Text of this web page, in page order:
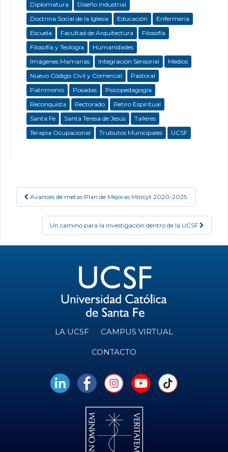
Diplomatura
Diseño Industrial
Doctrina Social de la Iglesia
Educación
Enfermeria
Escuela
Facultad de Arquitectura
Filosofía
Filosofía y Teología
Humanidades
Imágenes Mamarias
Integración Sensorial
Medios
Nuevo Código Civil y Comercial
Pastoral
Patrimonio
Posadas
Psicopedagogía
Reconquista
Rectorado
Retiro Espiritual
Santa Fe
Santa Teresa de Jesús
Talleres
Terapia Ocupacional
Trubutos Municipales UCSF
Post navigation
Avances de metas Plan de Mejoras Mincyt 2020-2025.
Un camino para la investigación dentro de la UCSF
LA UCSF CAMPUS VIRTUAL
CONTACTO